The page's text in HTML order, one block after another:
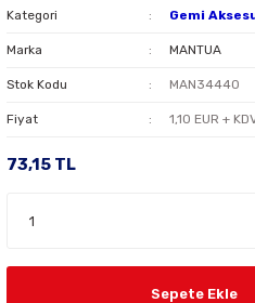
Kategori Gemi
Marka MANTUA
Stok Kodu MAN34440
Fiyat 1,10 EUR +
73,15 TL
Sepete Ekle